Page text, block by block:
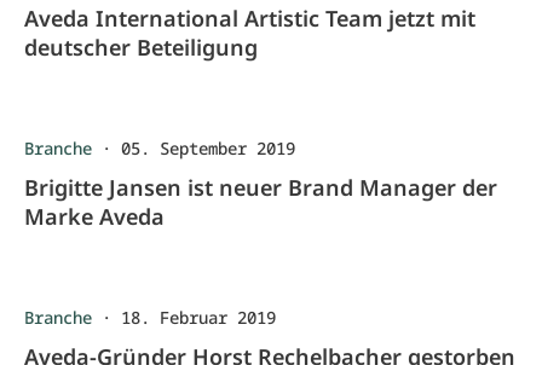
Aveda International Artistic Team jetzt mit
deutscher Beteiligung
Branche · 05. September 2019
Brigitte Jansen ist neuer Brand Manager der
Marke Aveda
Branche · 18. Februar 2019
Aveda-Gründer Horst Rechelbacher gestorben